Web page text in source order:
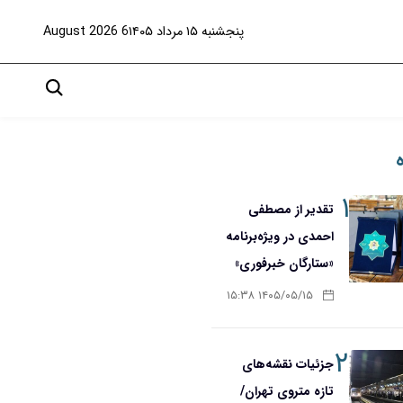
پنجشنبه ۱۵ مرداد ۱۴۰۵ 6 August 2026
۱ تقدیر از مصطفی
احمدی در ویژه‌برنامه
«ستارگان خبرفوری»
۱۴۰۵/۰۵/۱۵ ۱۵:۳۸
۲جزئیات نقشه‌های
تازه متروی تهران/